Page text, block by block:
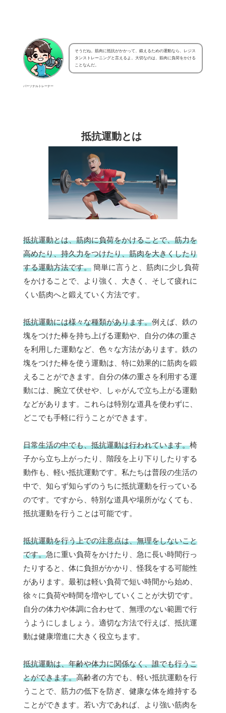
パーソナルトレーナー
そうだね。筋肉に抵抗がかかって、鍛えるための運動なら、レジス
タンストレーニングと言えるよ。大切なのは、筋肉に負荷をかける
ことなんだ。
抵抗運動とは
抵抗運動とは、筋肉に負荷をかけることで、筋力を
高めたり、持久力をつけたり、筋肉を大きくしたり
する運動方法です。 簡単に言うと、筋肉に少し負荷
をかけることで、より強く、大きく、そして疲れに
くい筋肉へと鍛えていく方法です。
抵抗運動には様々な種類があります。例えば、鉄の
塊をつけた棒を持ち上げる運動や、自分の体の重さ
を利用した運動など、色々な方法があります。鉄の
塊をつけた棒を使う運動は、特に効果的に筋肉を鍛
えることができます。自分の体の重さを利用する運
動には、腕立て伏せや、しゃがんで立ち上がる運動
などがあります。これらは特別な道具を使わずに、
どこでも手軽に行うことができます。
日常生活の中でも、抵抗運動は行われています。椅
子から立ち上がったり、階段を上り下りしたりする
動作も、軽い抵抗運動です。私たちは普段の生活の
中で、知らず知らずのうちに抵抗運動を行っている
のです。ですから、特別な道具や場所がなくても、
抵抗運動を行うことは可能です。
抵抗運動を行う上での注意点は、無理をしないこと
です。急に重い負荷をかけたり、急に長い時間行っ
たりすると、体に負担がかかり、怪我をする可能性
があります。最初は軽い負荷で短い時間から始め、
徐々に負荷や時間を増やしていくことが大切です。
自分の体力や体調に合わせて、無理のない範囲で行
うようにしましょう。適切な方法で行えば、抵抗運
動は健康増進に大きく役立ちます。
抵抗運動は、年齢や体力に関係なく、誰でも行うこ
とができます。高齢者の方でも、軽い抵抗運動を行
うことで、筋力の低下を防ぎ、健康な体を維持する
ことができます。若い方であれば、より強い筋肉を